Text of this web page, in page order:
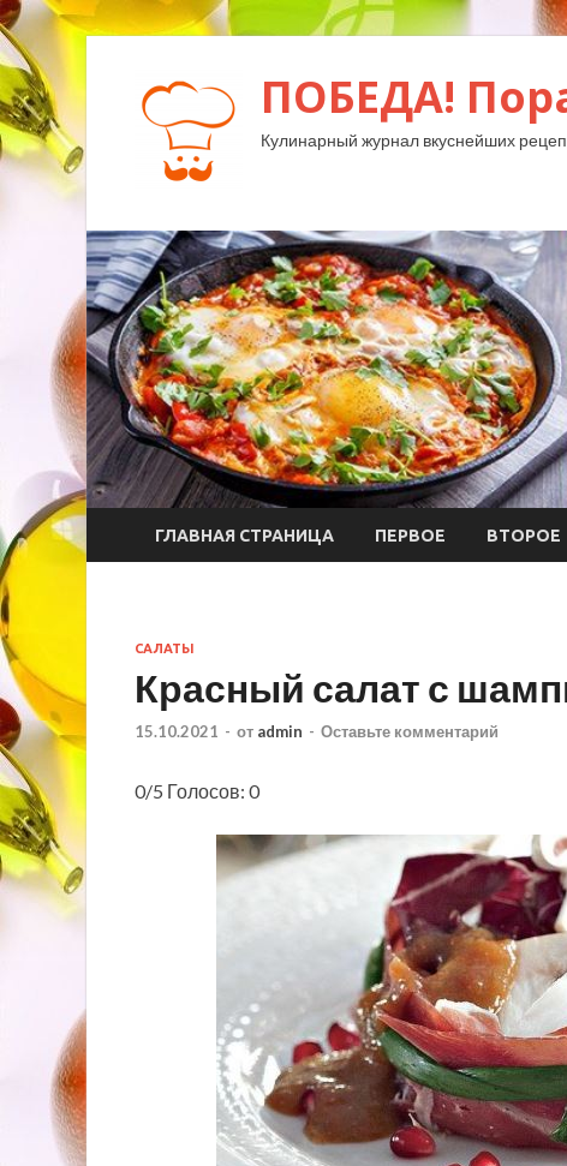
ПОБЕДА!
Кулинарный журнал вкуснейших
ГЛАВНАЯ СТРАНИЦА ПЕРВОЕ ВТОРОЕ
САЛАТЫ
Красный салат с
15.10.2021 - от admin - Оставьте комментарий
0/5 Голосов: 0